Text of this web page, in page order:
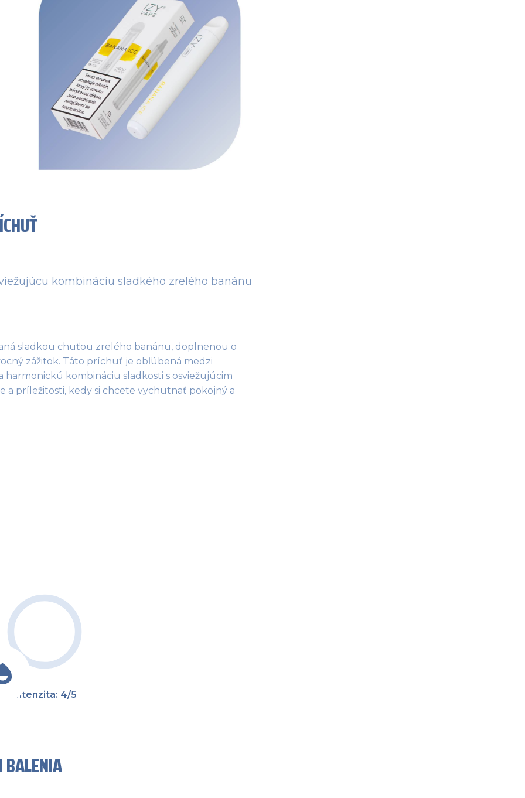
kombináciu sladkého zrelého banánu
sladkou chuťou zrelého banánu, doplnenou o
zážitok. Táto príchuť je obľúbená medzi
kombináciu sladkosti s osviežujúcim
a príležitosti, kedy si chcete vychutnať pokojný a
Intenzita: 4/5